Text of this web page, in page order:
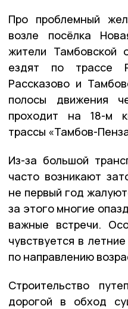
Про проблемный
возле посёлка
жители Тамбовской
ездят по трассе
Рассказово и
полосы движения
проходит на 18-м
трассы «Тамбов-
Из-за большой
часто возникают
не первый год
за этого многие
важные встречи.
чувствуется в
по направлению
Строительство
дорогой в обход